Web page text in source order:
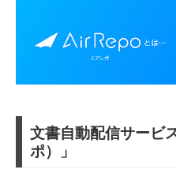
文書自動配信サービ
ポ）」